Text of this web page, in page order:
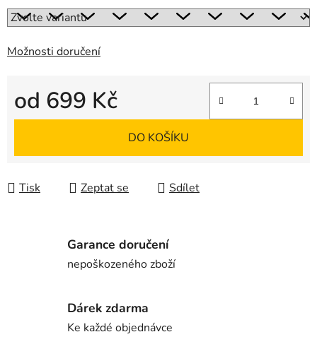
Možnosti doručení
od 699 Kč
Měrná cena:
DO KOŠÍKU
Tisk Zeptat se Sdílet
Garance doručení
nepoškozeného zboží
Dárek zdarma
Ke každé objednávce